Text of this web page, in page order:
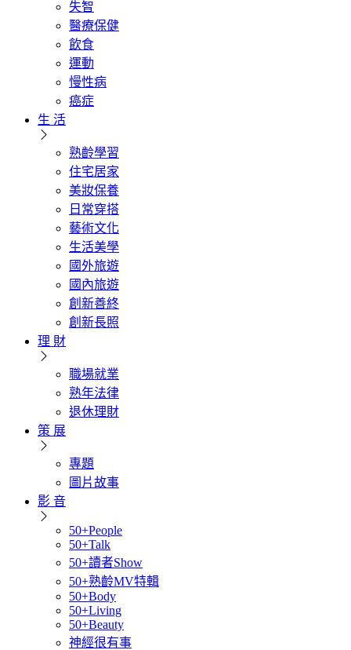
失智
醫療保健
飲食
運動
慢性病
癌症
生 活
熟齡學習
住宅居家
美妝保養
日常穿搭
藝術文化
生活美學
國外旅遊
國內旅遊
創新善終
創新長照
理 財
職場就業
熟年法律
退休理財
策 展
專題
圖片故事
影 音
50+People
50+Talk
50+讀者Show
50+熟齡MV特輯
50+Body
50+Living
50+Beauty
神經很有事